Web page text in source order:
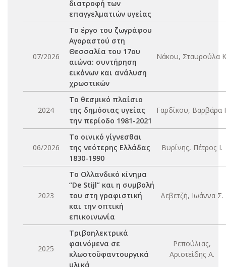
διατροφή των
επαγγελματιών υγείας
07/2026
Το έργο του ζωγράφου
Αγοραστού στη
Θεσσαλία του 17ου
αιώνα: συντήρηση
εικόνων και ανάλυση
χρωστικών
Νάκου, Σταυρούλα
2024
Το θεσμικό πλαίσιο
της δημόσιας υγείας
την περίοδο 1981-2021
Γαρδίκου, Βαρβάρα
06/2026
Το οινικό γίγνεσθαι
της νεότερης Ελλάδας
1830-1990
Βυρίνης, Πέτρος Ι.
2023
Το Ολλανδικό κίνημα
“De Stijl” και η συμβολή
του στη γραφιστική
και την οπτική
επικοινωνία
Δεβετζή, Ιωάννα Σ.
2025
Τριβοηλεκτρικά
φαινόμενα σε
κλωστοϋφαντουργικά
υλικά
Ρεπούλιας,
Αριστείδης Α.